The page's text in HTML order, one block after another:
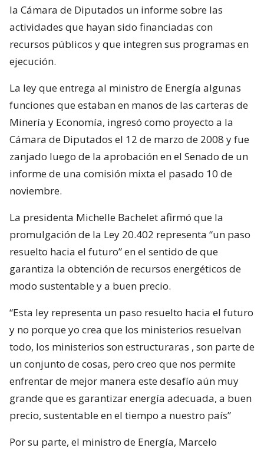
la Cámara de Diputados un informe sobre las
actividades que hayan sido financiadas con
recursos públicos y que integren sus programas en
ejecución.
La ley que entrega al ministro de Energía algunas
funciones que estaban en manos de las carteras de
Minería y Economía, ingresó como proyecto a la
Cámara de Diputados el 12 de marzo de 2008 y fue
zanjado luego de la aprobación en el Senado de un
informe de una comisión mixta el pasado 10 de
noviembre.
La presidenta Michelle Bachelet afirmó que la
promulgación de la Ley 20.402 representa “un paso
resuelto hacia el futuro” en el sentido de que
garantiza la obtención de recursos energéticos de
modo sustentable y a buen precio.
“Esta ley representa un paso resuelto hacia el futuro
y no porque yo crea que los ministerios resuelvan
todo, los ministerios son estructuraras , son parte de
un conjunto de cosas, pero creo que nos permite
enfrentar de mejor manera este desafío aún muy
grande que es garantizar energía adecuada, a buen
precio, sustentable en el tiempo a nuestro país”
Por su parte, el ministro de Energía, Marcelo